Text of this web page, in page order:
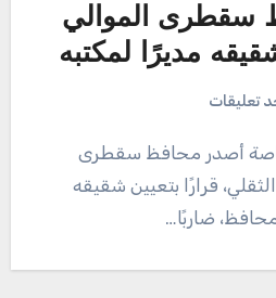
سقطرى الموالي
مديرًا لمكتبه
تعليقات
قرارًا بتعيين شقيقه
ضاربًا…